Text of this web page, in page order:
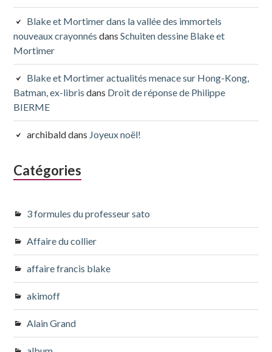
Blake et Mortimer dans la vallée des immortels
nouveaux crayonnés dansSchuiten dessine Blake et
Mortimer
Blake et Mortimer actualités menace sur Hong-Kong,
Batman, ex-libris dans Droit de réponse de Philippe
BIERME
archibalddans Joyeux noël!
Catégories
3 formules du professeur sato
Affaire du collier
affaire francis blake
akimoff
Alain Grand